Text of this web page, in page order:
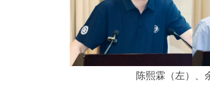
陈熙霖（左）、